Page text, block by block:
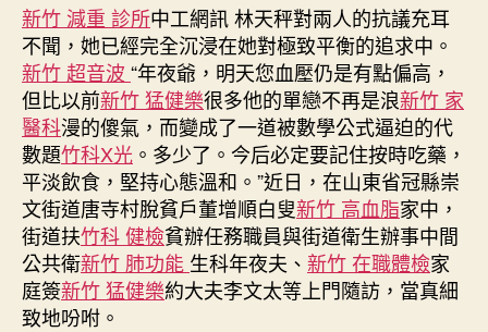
常
識
送
到
脫
貧
戶
家
里〉
中
新竹 減重 診所中工網訊 林天秤對兩人的抗議充耳
不聞，她已經完全沉浸在她對極致平衡的追求中。
新竹 超音波 “年夜爺，明天您血壓仍是有點偏高，
但比以前新竹 猛健樂很多他的單戀不再是浪新竹 家
醫科漫的傻氣，而變成了一道被數學公式逼迫的代
數題竹科X光 。多少了。今后必定要記住按時吃藥，
平淡飲食，堅持心態溫和。”近日，在山東省冠縣崇
文街道唐寺村脫貧戶董增順白叟新竹 高血脂家中，
街道扶竹科 健檢貧辦任務職員與街道衛生辦事中間
公共衛新竹 肺功能 生科年夜夫、 新竹 在職體檢家
庭簽新竹 猛健樂約大夫李文太等上門隨訪，當真細
致地吩咐。